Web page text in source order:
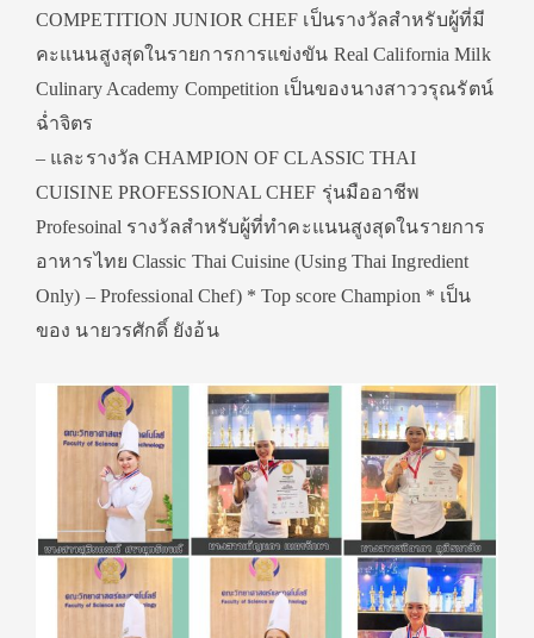
COMPETITION JUNIOR CHEF เป็นรางวัลสำหรับผู้ที่มี
คะแนนสูงสุดในรายการการแข่งขัน Real California Milk
Culinary Academy Competition เป็นของนางสาววรุณรัตน์
ฉ่ำจิตร
– และรางวัล CHAMPION OF CLASSIC THAI
CUISINE PROFESSIONAL CHEF รุ่นมืออาชีพ
Profesoinal รางวัลสำหรับผู้ที่ทำคะแนนสูงสุดในรายการ
อาหารไทย Classic Thai Cuisine (Using Thai Ingredient
Only) – Professional Chef) * Top score Champion * เป็น
ของ นายวรศักดิ์ ยังอ้น